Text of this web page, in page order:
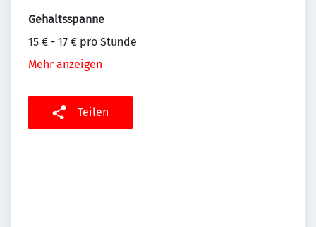
Gehaltsspanne
15 € - 17 € pro Stunde
Mehr anzeigen
Teilen